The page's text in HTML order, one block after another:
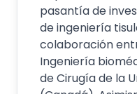
pasantía de
de ingeniería
colaboración
Ingeniería
de Cirugía de la